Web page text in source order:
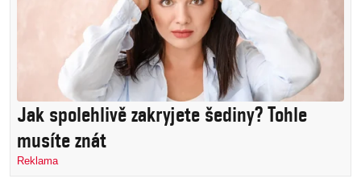
Jak spolehlivě zakryjete šediny? Tohle
musíte znát
Reklama